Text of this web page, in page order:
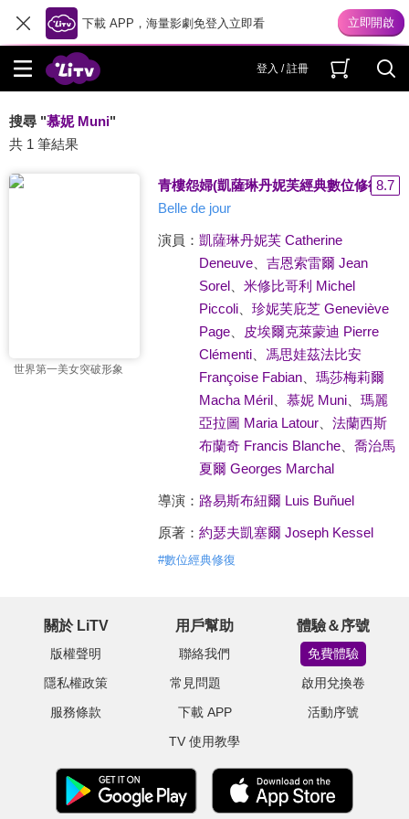
下載 APP，海量影劇免登入立即看
登入 / 註冊
搜尋 "慕妮 Muni"
共 1 筆結果
世界第一美女突破形象
青樓怨婦(凱薩琳丹妮芙經典數位修復)8.7
Belle de jour
演員： 凱薩琳丹妮芙 Catherine
Deneuve、 吉恩索雷爾 Jean
Sorel、 米修比哥利 Michel
Piccoli、 珍妮芙庇芝 Geneviève
Page、
皮埃爾克萊蒙迪 Pierre
Clémenti、 馮思娃茲法比安
Françoise Fabian、 瑪莎梅莉爾
Macha Méril、 慕妮 Muni、 瑪麗
亞拉圖 Maria Latour、 法蘭西斯
布蘭奇 Francis Blanche、 喬治馬
夏爾 Georges Marchal
導演： 路易斯布紐爾 Luis Buñuel
原著： 約瑟夫凱塞爾 Joseph Kessel
#數位經典修復
關於 LiTV
版權聲明
隱私權政策
服務條款
用戶幫助
聯絡我們
常見問題
下載 APP
TV 使用教學
體驗＆序號
免費體驗
啟用兌換卷
活動序號